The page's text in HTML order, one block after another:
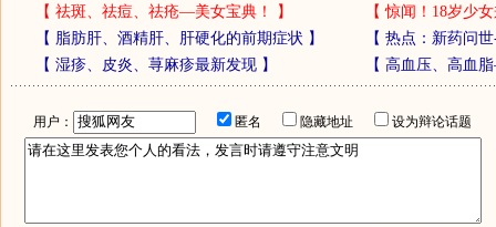
【 祛斑、祛痘、祛疮—美女宝典！ 】 【惊闻！18岁少
【 脂肪肝、酒精肝、肝硬化的前期症状 】 【 热点：新药问
【 湿疹、皮炎、荨麻疹最新发现】 【 高血压、高血
用户： 匿名 隐藏地址 设为辩论话题